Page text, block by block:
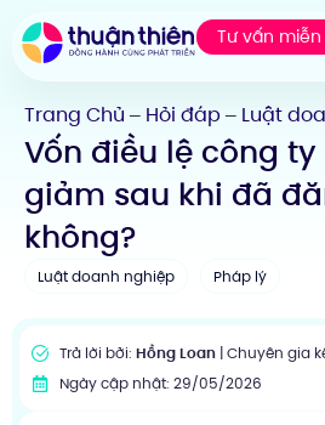
Tư vấn
Trang Chủ — Hỏi đáp — Luật
Vốn điều lệ công ty
giảm sau khi đã
không?
Luật doanh nghiệp Pháp lý
Trả lời bởi: Hồng Loan| Chuyên gia
Ngày cập nhật: 29/05/2026